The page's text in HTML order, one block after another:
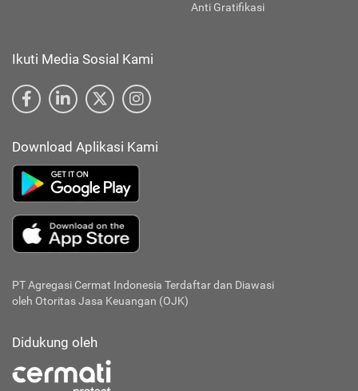
Anti Gratifikasi
Ikuti Media Sosial Kami
Download Aplikasi Kami
PT Agregasi Cermat Indonesia Terdaftar dan Diawasi
oleh Otoritas Jasa Keuangan (OJK)
Didukung oleh